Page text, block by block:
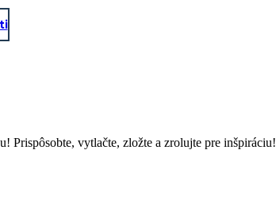
Prispôsobte, vytlačte, zložte a zrolujte pre inšpiráciu!